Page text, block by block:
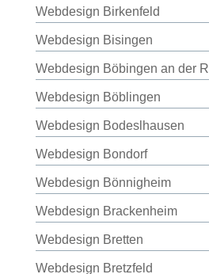
Webdesign Birkenfeld
Webdesign Bisingen
Webdesign Böbingen an der
Webdesign Böblingen
Webdesign Bodeslhausen
Webdesign Bondorf
Webdesign Bönnigheim
Webdesign Brackenheim
Webdesign Bretten
Webdesign Bretzfeld